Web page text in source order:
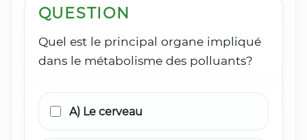
QUESTION
Quel est le principal organe impliqué
dans le métabolisme des polluants?
A) Le cerveau